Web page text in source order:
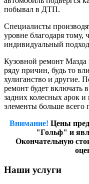
побывал в ДТП.
Специалисты
уровне благодаря тому,
индивидуальный
Кузовной ремонт Мазда
ряду причин, будь то
хулиганство и другие.
ремонт будет включать
задних колесных арок и
элементы больше всего
Внимание! Цены
"Гольф" и
Окончательную
Наши услуги